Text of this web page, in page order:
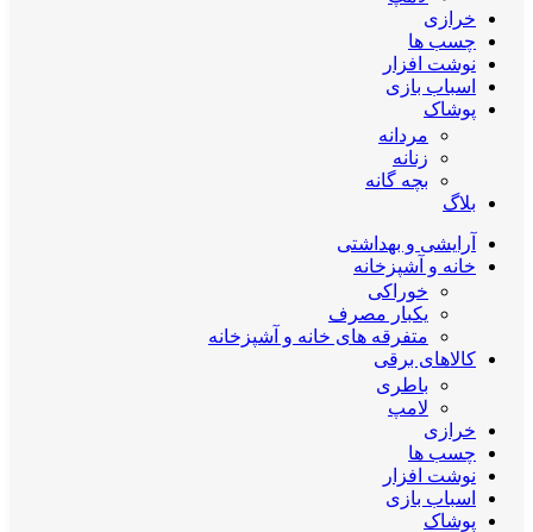
خرازی
چسب ها
نوشت افزار
اسباب بازی
پوشاک
مردانه
زنانه
بچه گانه
بلاگ
آرایشی و بهداشتی
خانه و آشپزخانه
خوراکی
یکبار مصرف
متفرقه های خانه و آشپزخانه
کالاهای برقی
باطری
لامپ
خرازی
چسب ها
نوشت افزار
اسباب بازی
پوشاک